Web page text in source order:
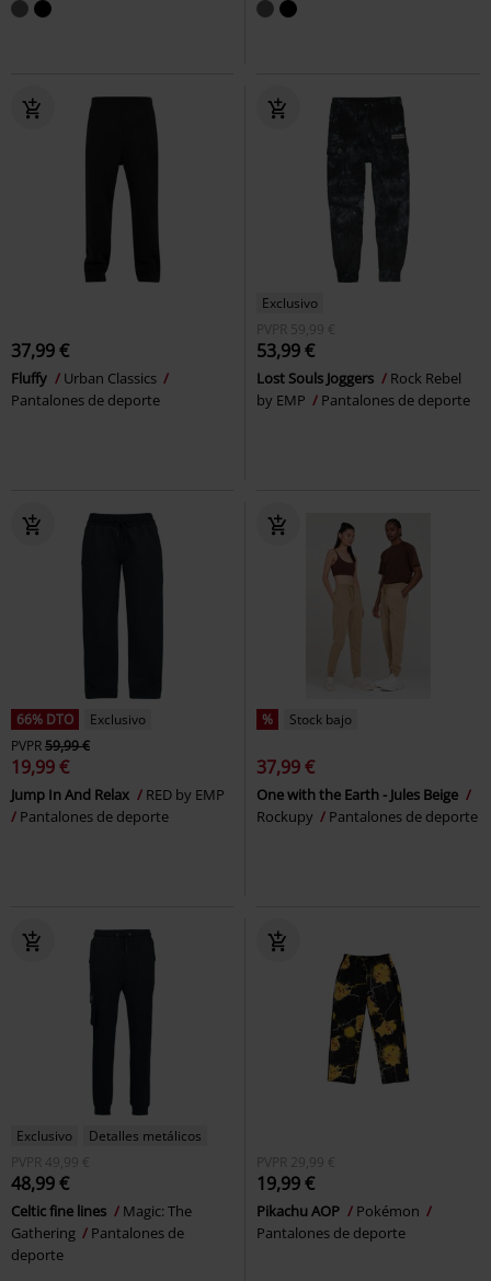
37,99 €
Fluffy
Urban Classics
Pantalones de deporte
Exclusivo
PVPR
59,99 €
53,99 €
Lost Souls Joggers
Rock Rebel
by EMP
Pantalones de deporte
66% DTO
Exclusivo
PVPR59,99 €
19,99 €
Jump In And Relax
RED by EMP
Pantalones de deporte
% Stock bajo
37,99 €
One with the Earth - Jules Beige
Rockupy
Pantalones de deporte
Exclusivo
Detalles metálicos
PVPR 49,99 €
48,99 €
Celtic fine lines
Magic: The
Gathering
Pantalones de
deporte
PVPR 29,99 €
19,99 €
Pikachu AOP
Pokémon
Pantalones de deporte